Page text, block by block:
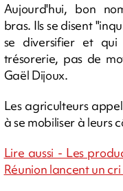
Aujourd'hui, bon
bras. Ils se disent
se diversifier et
trésorerie, pas de
Gaël Dijoux.
Les agriculteurs
à se mobiliser à leurs
Lire aussi - Les
Réunion lancent un